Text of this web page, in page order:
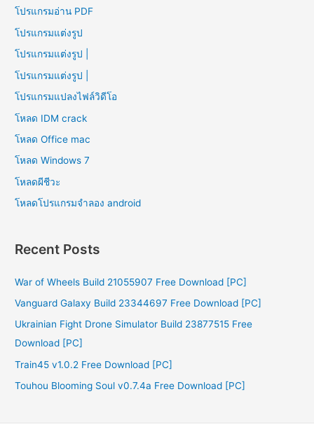
โปรแกรมอ่าน PDF
โปรแกรมแต่งรูป
โปรแกรมแต่งรูป |
โปรแกรมแต่งรูป |
โปรแกรมแปลงไฟล์วิดีโอ
โหลด IDM crack
โหลด Office mac
โหลด Windows 7
โหลดผีชีวะ
โหลดโปรแกรมจําลอง android
Recent Posts
War of Wheels Build 21055907 Free Download [PC]
Vanguard Galaxy Build 23344697 Free Download [PC]
Ukrainian Fight Drone Simulator Build 23877515 Free
Download [PC]
Train45 v1.0.2 Free Download [PC]
Touhou Blooming Soul v0.7.4a Free Download [PC]